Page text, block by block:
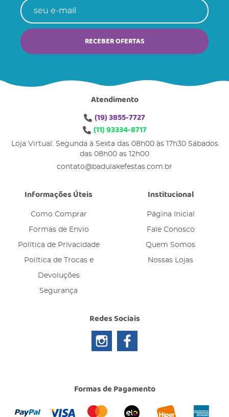
RECEBER OFERTAS
Atendimento
(19)3855-7727
(11)93334-8717
Loja Virtual: Segunda à Sexta das 08h00 às 17h30 Sábados
das 08h00 as 12h00
contato@badulakefestas.com.br
Informações Úteis
Como Comprar
Formas de Envio
Política de Privacidade
Política de Trocas e
Devoluções
Segurança
Institucional
Página Inicial
Fale Conosco
Quem Somos
Nossas Lojas
Redes Sociais
Formas de Pagamento